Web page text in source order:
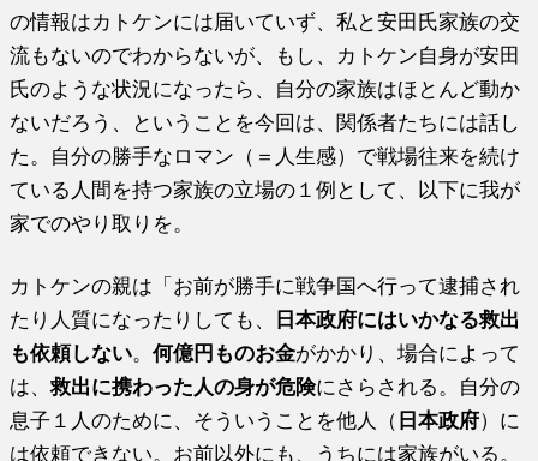
の情報はカトケンには届いていず、私と安田氏家族の交
流もないのでわからないが、もし、カトケン自身が安田
氏のような状況になったら、自分の家族はほとんど動か
ないだろう、ということを今回は、関係者たちには話し
た。自分の勝手なロマン（＝人生感）で戦場往来を続け
ている人間を持つ家族の立場の１例として、以下に我が
家でのやり取りを。
カトケンの親は「お前が勝手に戦争国へ行って逮捕され
たり人質になったりしても、
日本政府にはいかなる救出
も依頼しない。何億円ものお金がかかり、場合によって
は、救出に携わった人の身が危険にさらされる。自分の
息子１人のために、そういうことを他人（ 日本政府）に
は依頼できない。お前以外にも、うちには家族がいる。